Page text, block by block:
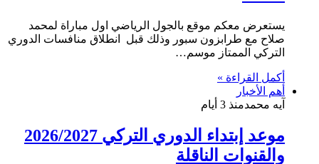
يستعرض معكم موقع بالجول الرياضي اول مباراة لمحمد
صلاح مع طرابزون سبور وذلك قبل انطلاق منافسات الدوري
التركي الممتاز موسم…
أكمل القراءة »
أهم الأخبار
آيه محمدمنذ 3 أيام
موعد إبتداء الدوري التركي 2026/2027
والقنوات الناقلة